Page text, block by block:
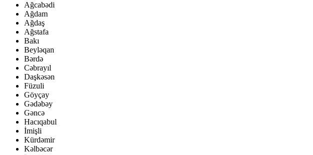
Ağcabədi
Ağdam
Ağdaş
Ağstafa
Bakı
Beyləqan
Bərdə
Cəbrayıl
Daşkəsən
Füzuli
Göyçay
Gədəbəy
Gəncə
Hacıqabul
İmişli
Kürdəmir
Kəlbəcər